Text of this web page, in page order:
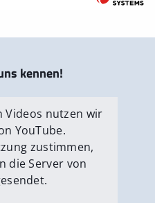
kennen!
Videos nutzen wir
YouTube.
zustimmen,
die Server von